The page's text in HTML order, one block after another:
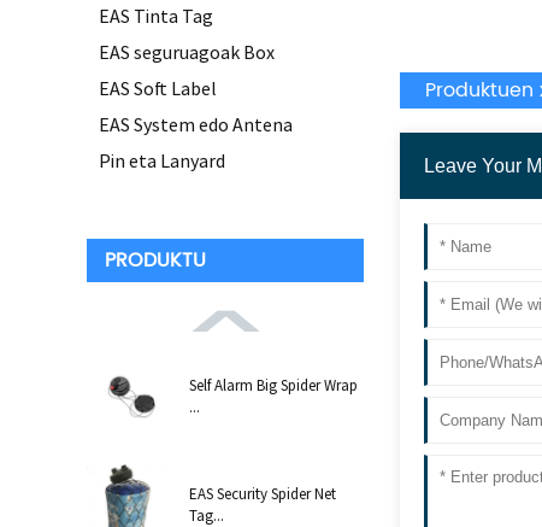
EAS Tinta Tag
EAS seguruagoak Box
EAS Soft Label
EAS System edo Antena
Pin eta Lanyard
PRODUKTU
Self Alarm Big Spider Wrap
...
EAS Security Spider Net
Tag...